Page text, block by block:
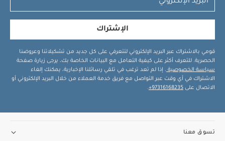
الإشتراك
قومي بالاشتراك عبر البريد الإلكتروني لتتعرفي على كل جديد من تشكيلاتنا وعروضنا
الحصرية. للتعرف أكثر على كيفية التعامل مع البيانات الخاصة بك، يرجى زيارة صفحة
سياسة الخصوصية . إذا لم تعد ترغب في تلقي رسائلنا الإخبارية، يمكنك إلغاء
الاشتراك في أي وقت عبر التواصل مع فريق خدمة العملاء من خلال البريد الإلكتروني أو
الاتصال على 97316168235+
.
تسوق معنا